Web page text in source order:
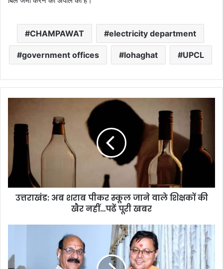
CHAMPAWAT electricity department
government offices lohaghat UPCL
शराब
पीकर
जाने
वाले
शिक्षकों
की
उत्तराखंड: अब शराब पीकर स्कूल जाने वाले शिक्षकों की
खैर नहीं…पढें पूरी खबर
के